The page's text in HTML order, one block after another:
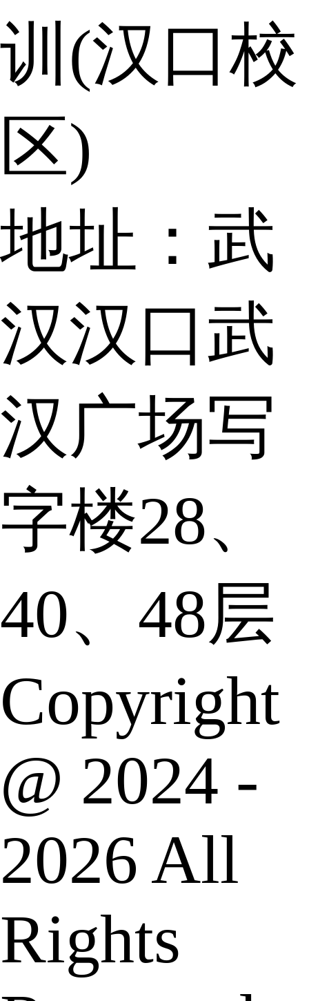
训(汉口校
区)
地址：武
汉汉口武
汉广场写
字楼28、
40、48层
Copyright
@ 2024 -
2026 All
Rights